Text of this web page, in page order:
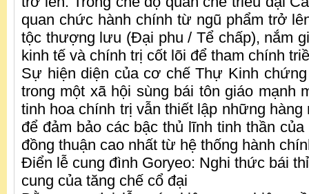
quan chức hành chính từ ngũ phẩm trở
tộc thượng lưu (Đại phu / Tể chấp), nắm
kinh tế và chính trị cốt lõi để tham chính
Sự hiện diện của cơ chế Thự Kinh
trong một xã hội sùng bái tôn giáo mạnh
tinh hoa chính trị vẫn thiết lập những hàng
để đảm bảo các bậc thủ lĩnh tinh thần
đồng thuận cao nhất từ hệ thống hành
Điển lễ cung đình Goryeo: Nghi thức bái
cung của tăng chế cổ đại